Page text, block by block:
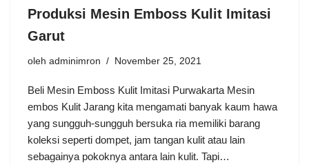
Produksi Mesin Emboss Kulit Imitasi
Garut
oleh adminimron November 25, 2021
Beli Mesin Emboss Kulit Imitasi Purwakarta Mesin
embos Kulit Jarang kita mengamati banyak kaum hawa
yang sungguh-sungguh bersuka ria memiliki barang
koleksi seperti dompet, jam tangan kulit atau lain
sebagainya pokoknya antara lain kulit. Tapi…